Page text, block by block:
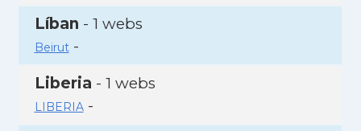
Líban - 1 webs
Beirut-
Liberia - 1 webs
LIBERIA-